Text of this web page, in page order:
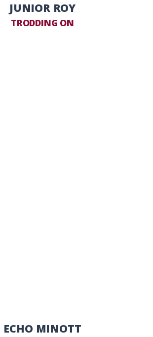
JUNIOR ROY
TRODDING ON
ECHO MINOTT